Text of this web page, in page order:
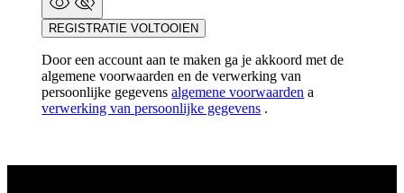
REGISTRATIE VOLTOOIEN
Door een account aan te maken ga je akkoord met de
algemene voorwaarden en de verwerking van
persoonlijke gegevensalgemene voorwaarden a
verwerking van persoonlijke gegevens .